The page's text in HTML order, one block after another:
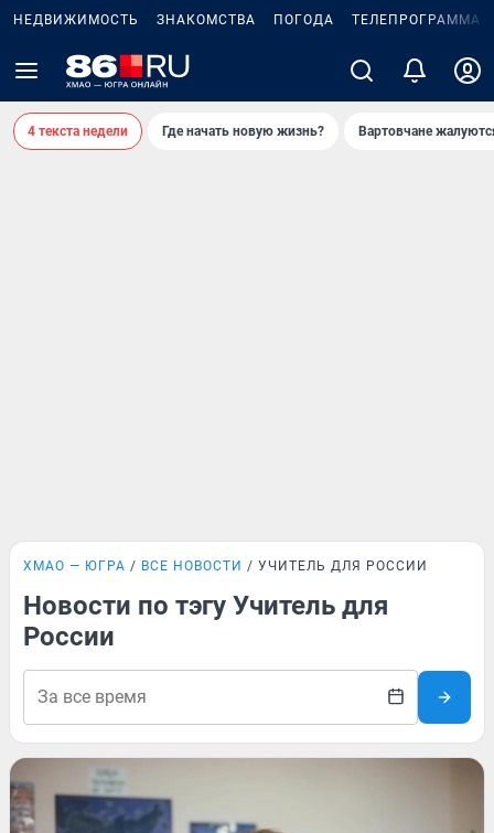
НЕДВИЖИМОСТЬ ЗНАКОМСТВА ПОГОДА ТЕЛЕПРОГРАММА
4 текста недели Где начать новую жизнь? Вартовчане
ХМАО — ЮГРА ВСЕ НОВОСТИ УЧИТЕЛЬ ДЛЯ РОССИИ
Новости по тэгу Учитель для
России